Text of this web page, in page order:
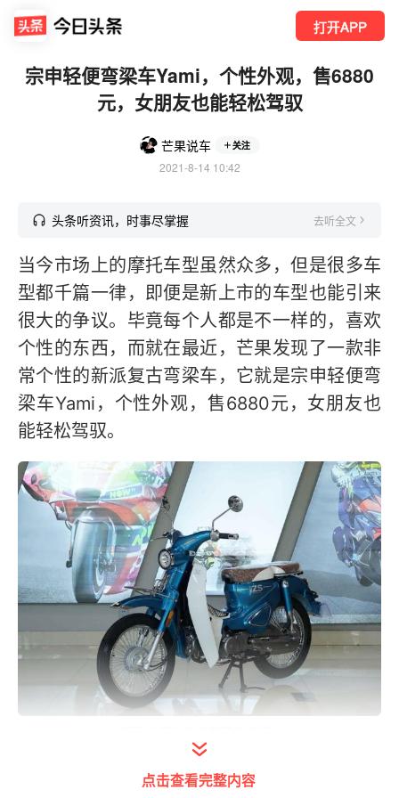
打开APP
宗申轻便弯梁车Yami，个性外观，售6880
元，女朋友也能轻松驾驭
芒果说车 关注
2021-8-14 10:42
头条听资讯，时事尽掌握 去听全文
当今市场上的摩托车型虽然众多，但是很多车
型都千篇一律，即便是新上市的车型也能引来
很大的争议。毕竟每个人都是不一样的，喜欢
个性的东西，而就在最近，芒果发现了一款非
常个性的新派复古弯梁车，它就是宗申轻便弯
梁车Yami，个性外观，售6880元，女朋友也
能轻松驾驭。
宗申Yami能够让人眼前一亮，独特优雅的造型
点击查看完整内容